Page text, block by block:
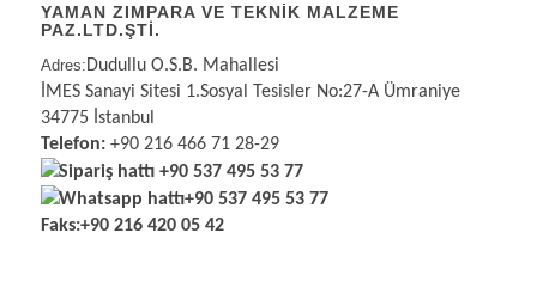
YAMAN ZIMPARA VE TEKNİK MALZEME
PAZ.LTD.ŞTİ.
Adres: Dudullu O.S.B. Mahallesi
İMES Sanayi Sitesi 1.Sosyal Tesisler No:27-A Ümraniye
34775 İstanbul
Telefon:+90 216 466 71 28-29
Sipariş hattı +90 537 495 53 77
Whatsapp hattı+90 537 495 53 77
Faks:+90 216 420 05 42